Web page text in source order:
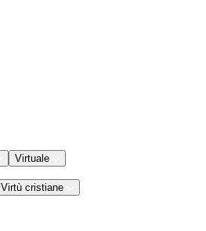
Virtuale
Virtù cristiane